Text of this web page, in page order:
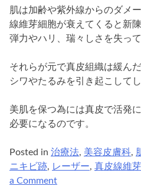
肌は加齢や紫外線からのダメ
線維芽細胞が衰えてくると新
弾力やハリ、瑞々しさを失って
それらが元で真皮組織は緩ん
シワやたるみを引き起こして
美肌を保つ為には真皮で活発
必要になるのです。
Posted in 治療法, 美容皮膚科,
ニキビ跡, レーザー, 真皮線維
a Commenton